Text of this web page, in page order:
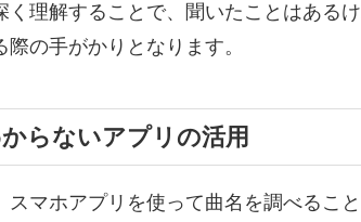
く理解することで、聞いたことはある
の手がかりとなります。
らないアプリの活用
マホアプリを使って曲名を調べること